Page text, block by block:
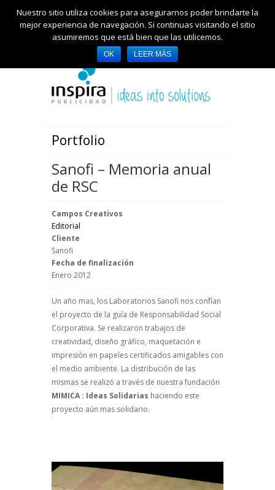
Portfolio
Sanofi – Memoria anual
de RSC
Campos Creativos
Editorial
Cliente
Sanofi
Fecha de finalización
Enero 2012
Un año mas, los Laboratorios Sanofi nos confían
el proyecto de la guía de Responsabilidad Social
Corporativa. Se realizaron trabajos de
creatividad, diseño gráfico, maquetación e
impresión en papeles certificados amigables con
el medio ambiente. La distribución de las
mismas se realizó a través de nuestra fundación
MIMICA : Ideas Solidarias haciendo este
proyecto aún mas solidario.
Nuestro sitio utiliza cookies para asegurarnos poder brindarte la
mejor experiencia de navegación. Si continuas visitando el sitio
asumiremos que está bien que las utilicemos.
OK LEER MÁS